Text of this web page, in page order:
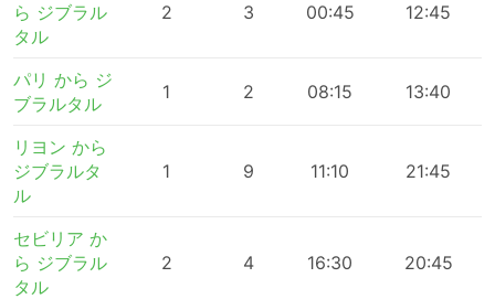
ら ジブラル
タル
2 3 00:45 12:45
パリ から ジ
ブラルタル
1 2 08:15 13:40
リヨン から
ジブラルタ
ル
1 9 11:10 21:45
セビリア か
ら ジブラル
タル
2 4 16:30 20:45